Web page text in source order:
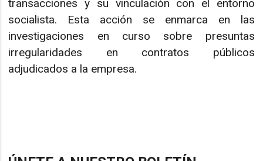
transacciones y su vinculación con el entorno
socialista. Esta acción se enmarca en las
investigaciones en curso sobre presuntas
irregularidades en contratos públicos
adjudicados a la empresa.